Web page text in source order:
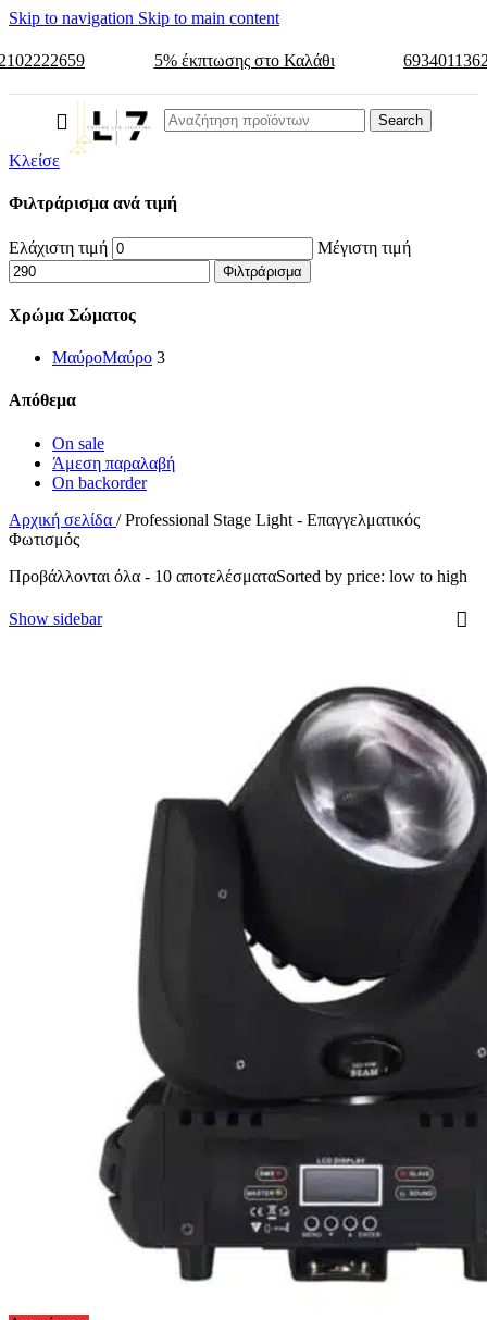
Skip to navigation Skip to main content
5% έκπτωσης στο Καλάθι
Search
Κλείσε
Φιλτράρισμα ανά τιμή
Ελάχιστη τιμή Μέγιστη τιμή
Φιλτράρισμα
Χρώμα Σώματος
ΜαύροΜαύρο 3
Απόθεμα
On sale
Άμεση παραλαβή
On backorder
Αρχική σελίδα / Professional Stage Light - Επαγγελματικός
Φωτισμός
Προβάλλονται όλα - 10 αποτελέσματαSorted by price: low to high
Show sidebar